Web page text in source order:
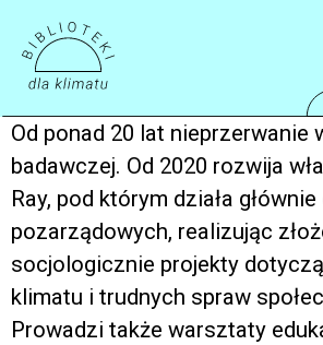
Od ponad 20 lat‬ nieprzerwanie
badawczej. Od 2020‬ rozwija
Ray, pod którym działa‬
pozarządowych,‬ realizując
socjologicznie‬ projekty
klimatu‬‭ i trudnych spraw
Prowadzi także‬ warsztaty